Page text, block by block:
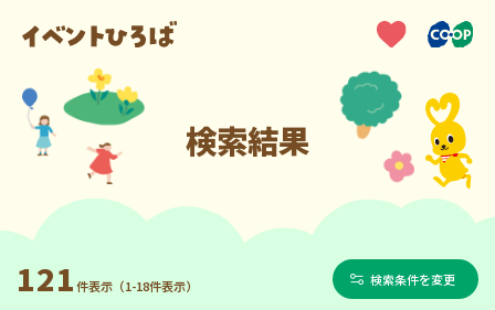
検索結果
121件表示（1-18件表示） 検索条件を変更